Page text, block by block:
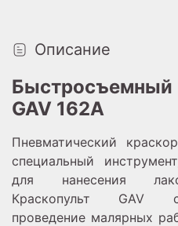
Описание
GAV 162А
Пневматический
специальный
для нанесения
Краскопульт GAV
проведение малярных